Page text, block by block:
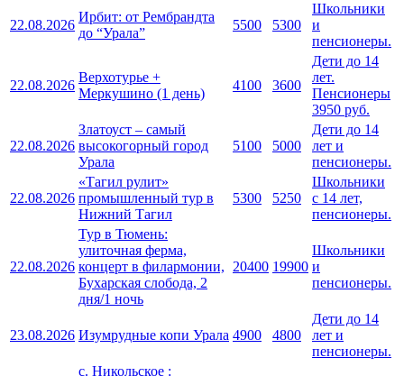
22.08.2026
Ирбит: от Рембрандта
до “Урала”
5500 5300
Школьники
и
пенсионеры.
22.08.2026
Верхотурье +
Меркушино (1 день)
4100 3600
Дети до 14
лет.
Пенсионеры
3950 руб.
22.08.2026
Златоуст – самый
высокогорный город
Урала
5100 5000
Дети до 14
лет и
пенсионеры.
22.08.2026
«Тагил рулит»
промышленный тур в
Нижний Тагил
5300 5250
Школьники
с 14 лет,
пенсионеры.
22.08.2026
Тур в Тюмень:
улиточная ферма,
концерт в филармонии,
Бухарская слобода, 2
дня/1 ночь
20400 19900
Школьники
и
пенсионеры.
23.08.2026 Изумрудные копи Урала 4900 4800
Дети до 14
лет и
пенсионеры.
с. Никольское :